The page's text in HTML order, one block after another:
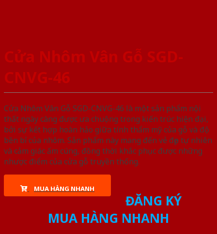
Cửa Nhôm Vân Gỗ SGD-
CNVG-46
Cửa Nhôm Vân Gỗ SGD-CNVG-46 là một sản phẩm nội
thất ngày càng được ưa chuộng trong kiến trúc hiện đại,
bởi sự kết hợp hoàn hảo giữa tính thẩm mỹ của gỗ và độ
bền bỉ của nhôm. Sản phẩm này mang đến vẻ đẹp tự nhiên
và cảm giác ấm cúng, đồng thời khắc phục được những
nhược điểm của cửa gỗ truyền thống.
MUA HÀNG NHANH
ĐĂNG KÝ
MUA HÀNG NHANH